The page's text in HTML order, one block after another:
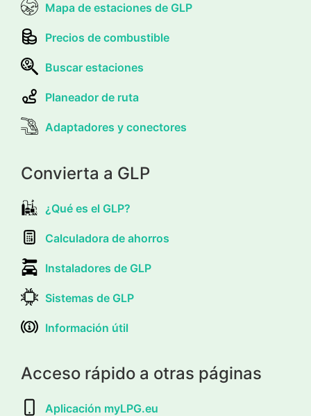
Mapa de estaciones de GLP
Precios de combustible
Buscar estaciones
Planeador de ruta
Adaptadores y conectores
Convierta a GLP
¿Qué es el GLP?
Calculadora de ahorros
Instaladores de GLP
Sistemas de GLP
Información útil
Acceso rápido a otras páginas
Aplicación myLPG.eu